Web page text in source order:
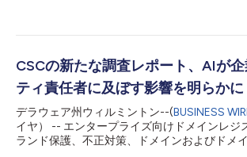
ベートキャピタルによるインフラ投資へと移
ド・パートナー（LP）はこうしたツールの活
な姿勢を示している一方、ゼネラル・パート
の背後にある運用モデルが適切に管理され、
家に受け入れてもらえるものであることの証
り、その圧力はますます強まっています。
州、英国、アジア太平洋地域のGP300社およ
に調査を実施しました。「Future Private
CSCの新たな調査レポート、AIが
ティ責任者に及ぼす影響を明らかに
デラウェア州ウィルミントン--(BUSINESS
イヤ） -- エンタープライズ向けドメインレジ
ランド保護、不正対策、ドメインおよびドメ